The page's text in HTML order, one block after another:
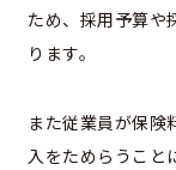
ため、採用予算や
ります。
また従業員が保険
入をためらうこと